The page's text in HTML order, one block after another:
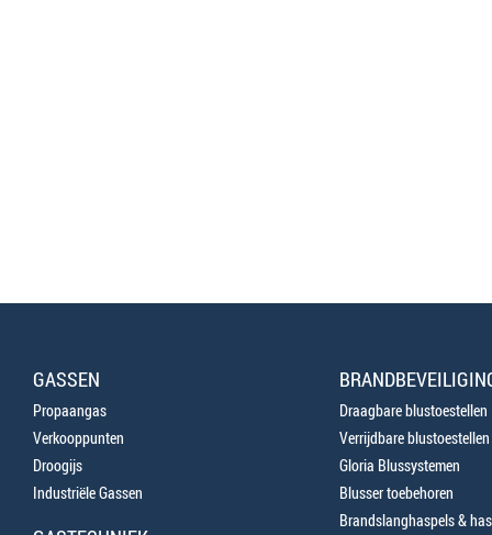
GASSEN
Propaangas
Verkooppunten
Droogijs
Industriële Gassen
Draagbare blustoestellen
Verrijdbare blustoestellen
Gloria Blussystemen
Blusser toebehoren
Brandslanghaspels &